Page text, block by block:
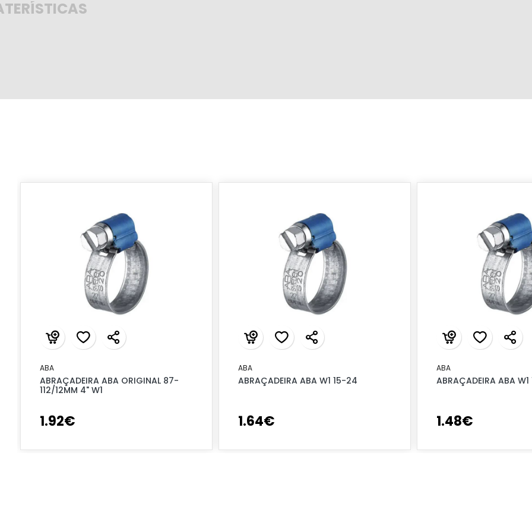
ABA
ABRAÇADEIRA ABA ORIGINAL 87-
112/12MM 4" W1
1.92€
ABA
ABRAÇADEIRA ABA W1 15-24
1.64€
ABA
ABRAÇADEIRA ABA
1.48€